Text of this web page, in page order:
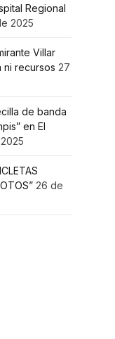
Regional
2025
Villar
ni recursos 27
de banda
en El
26 de